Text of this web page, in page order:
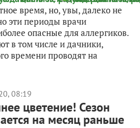
время, но, увы, далеко не
эти периоды врачи
опасные для аллергиков.
в том числе и дачники,
времени проводят на
08:19
цветение! Сезон
на месяц раньше